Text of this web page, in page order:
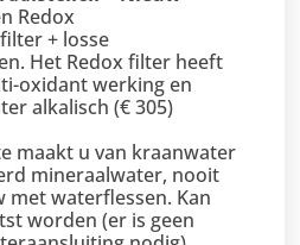
Redox
+ losse
Het Redox filter heeft
oxidant werking en
alkalisch (€ 305)
maakt u van kraanwater
mineraalwater, nooit
met waterflessen. Kan
worden (er is geen